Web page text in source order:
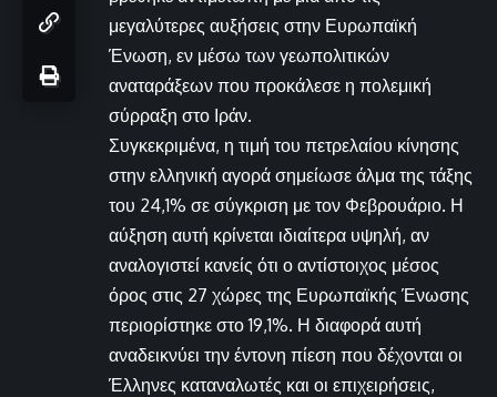
μεγαλύτερες αυξήσεις στην Ευρωπαϊκή
Ένωση, εν μέσω των γεωπολιτικών
αναταράξεων που προκάλεσε η πολεμική
σύρραξη στο Ιράν.
Συγκεκριμένα, η τιμή του πετρελαίου κίνησης
στην ελληνική αγορά σημείωσε άλμα της τάξης
του 24,1% σε σύγκριση με τον Φεβρουάριο. Η
αύξηση αυτή κρίνεται ιδιαίτερα υψηλή, αν
αναλογιστεί κανείς ότι ο αντίστοιχος μέσος
όρος στις 27 χώρες της Ευρωπαϊκής Ένωσης
περιορίστηκε στο 19,1%. Η διαφορά αυτή
αναδεικνύει την έντονη πίεση που δέχονται οι
Έλληνες καταναλωτές και οι επιχειρήσεις,